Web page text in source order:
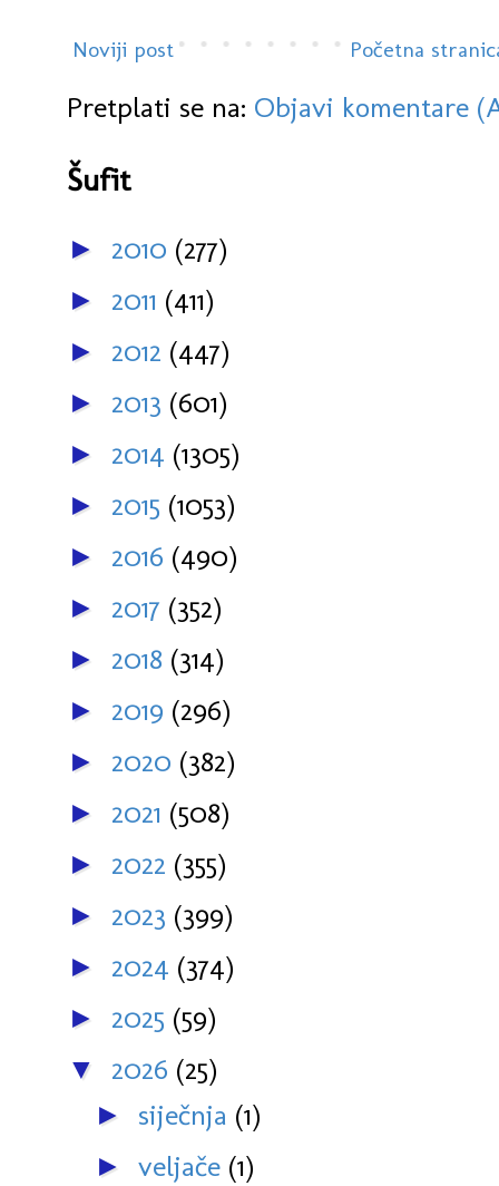
Noviji post Početna
Pretplati se na: Objavi komentare
Šufit
► 2010 (277)
► 2011 (411)
► 2012 (447)
► 2013 (601)
► 2014 (1305)
► 2015 (1053)
► 2016 (490)
► 2017 (352)
► 2018 (314)
► 2019 (296)
► 2020 (382)
► 2021 (508)
► 2022 (355)
► 2023 (399)
► 2024 (374)
► 2025 (59)
▼ 2026 (25)
► siječnja (1)
► veljače (1)